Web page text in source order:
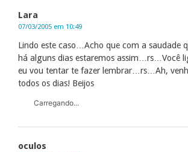
Lara
07/03/2005 em 10:49
Lindo este caso…Acho que com a saudade
há alguns dias estaremos assim…rs…Você
eu vou tentar te fazer lembrar…rs…Ah,
todos os dias! Beijos
Carregando...
oculos